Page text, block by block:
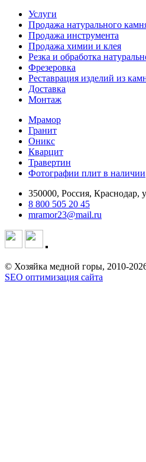
Услуги
Продажа натурального
Продажа инструмента
Продажа химии и клея
Резка и обработка
Фрезеровка
Реставрация изделий из
Доставка
Монтаж
Мрамор
Гранит
Оникс
Кварцит
Травертин
Фотографии плит в наличии
350000, Россия, Краснодар,
8 800 505 20 45
mramor23@mail.ru
© Хозяйка медной горы, 2010-
SEO оптимизация сайта